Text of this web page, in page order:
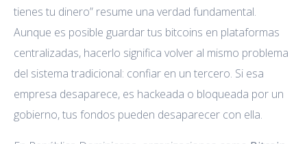
tienes tu dinero” resume una verdad fundamental.
Aunque es posible guardar tus bitcoins en plataformas
centralizadas, hacerlo significa volver al mismo problema
del sistema tradicional: confiar en un tercero. Si esa
empresa desaparece, es hackeada o bloqueada por un
gobierno, tus fondos pueden desaparecer con ella.